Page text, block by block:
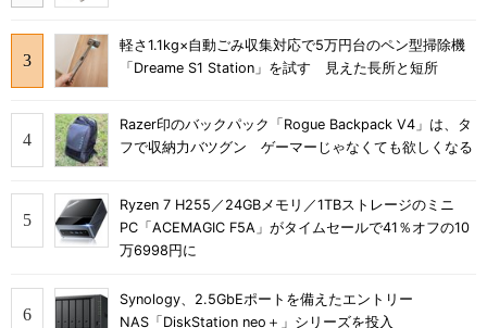
軽さ1.1kg×自動ごみ収集対応で5万円台のペン型掃除機
「Dreame S1 Station」を試す 見えた長所と短所
Razer印のバックパック「Rogue Backpack V4」は、タ
フで収納力バツグン ゲーマーじゃなくても欲しくなる
Ryzen 7 H255／24GBメモリ／1TBストレージのミニ
PC「ACEMAGIC F5A」がタイムセールで41％オフの10
万6998円に
Synology、2.5GbEポートを備えたエントリー
NAS「DiskStation neo＋」シリーズを投入